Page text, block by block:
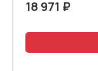
18 971 ₽